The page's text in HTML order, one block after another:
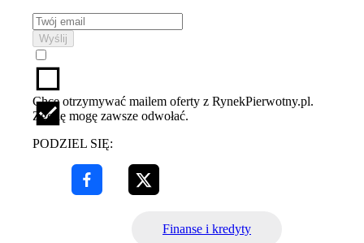
Wyślij
Chcę otrzymywać mailem oferty z RynekPierwotny.pl.
Zgodę mogę zawsze odwołać.
PODZIEL SIĘ:
Finanse i kredyty